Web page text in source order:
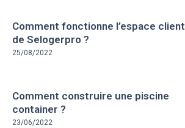
Comment fonctionne l’espace client
de Selogerpro ?
25/08/2022
Comment construire une piscine
container ?
23/06/2022